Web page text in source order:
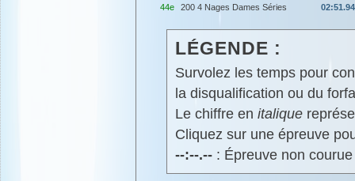
44e
200 4 Nages Dames Séries 02:51.94
LÉGENDE :
Survolez les temps pour
la disqualification ou du
Le chiffre en italique
Cliquez sur une épreuve
--:--.--: Épreuve non